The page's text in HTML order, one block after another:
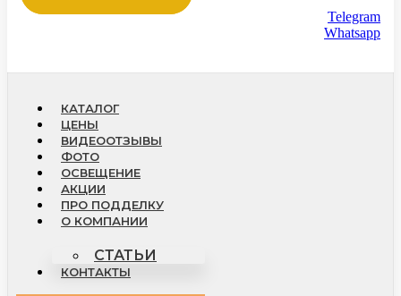
Telegram
Whatsapp
КАТАЛОГ
ЦЕНЫ
ВИДЕООТЗЫВЫ
ФОТО
ОСВЕЩЕНИЕ
АКЦИИ
ПРО ПОДДЕЛКУ
О КОМПАНИИ
СТАТЬИ
КОНТАКТЫ